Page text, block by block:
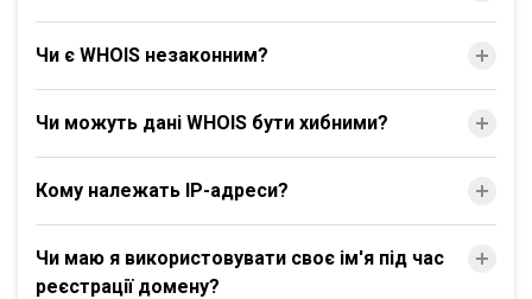
Чи є WHOIS незаконним?
Чи можуть дані WHOIS бути хибними?
Кому належать IP-адреси?
Чи маю я використовувати своє ім'я під час
реєстрації домену?